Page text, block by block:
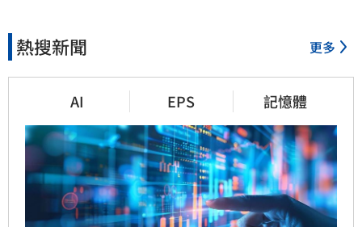
熱搜新聞 更多
AI EPS 記憶體